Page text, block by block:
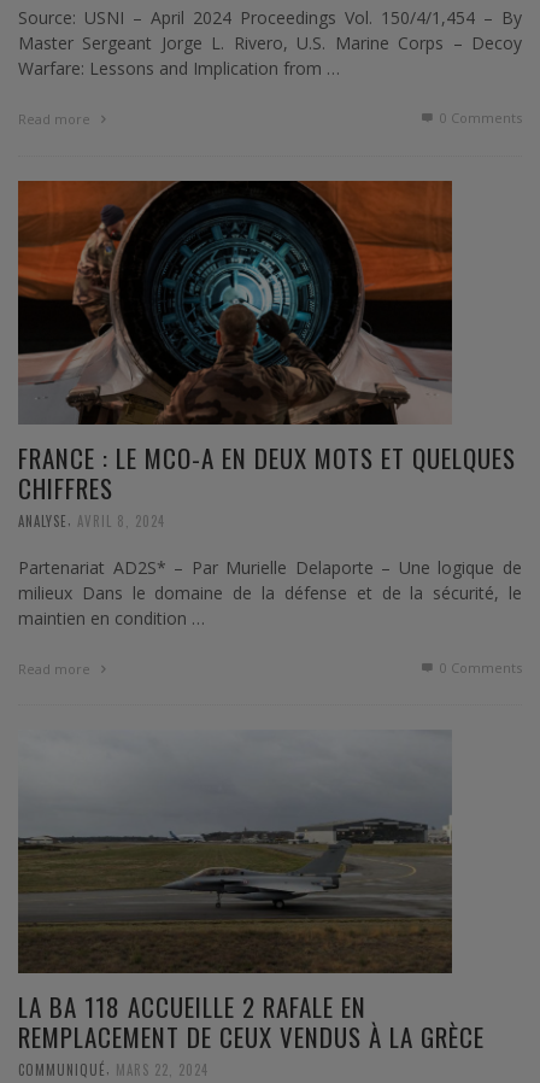
Source: USNI – April 2024 Proceedings Vol. 150/4/1,454 – By
Master Sergeant Jorge L. Rivero, U.S. Marine Corps – Decoy
Warfare: Lessons and Implication from …
Read more 0 Comments
FRANCE : LE MCO-A EN DEUX MOTS ET QUELQUES
CHIFFRES
ANALYSE AVRIL 8, 2024
Partenariat AD2S* – Par Murielle Delaporte – Une logique de
milieux Dans le domaine de la défense et de la sécurité, le
maintien en condition …
Read more 0 Comments
LA BA 118 ACCUEILLE 2 RAFALE EN
REMPLACEMENT DE CEUX VENDUS À LA GRÈCE
COMMUNIQUÉ MARS 22, 2024